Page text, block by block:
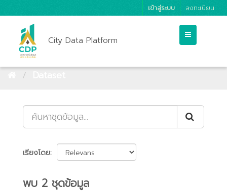
เข้าสู่ระบบ ลงทะเบียน
City Data Platform
เรียงโดย
พบ 2 ชุดข้อมูล